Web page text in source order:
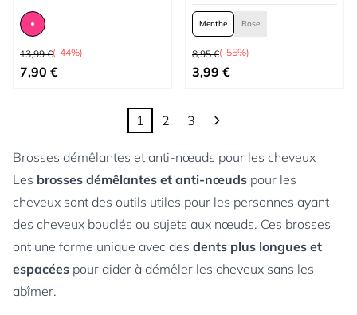
Prix normal
13,99 €(-44%)
À partir de
7,90 €
Rose
Menthe
Prix normal
8,95 €(-55%)
À partir de
3,99 €
Vous lisez actuellement la page
1
Page
2
Page
3
Brosses démêlantes et anti-nœuds pour les cheveux
Les brosses démêlantes et anti-nœuds pour les
cheveux sont des outils utiles pour les personnes ayant
des cheveux bouclés ou sujets aux nœuds. Ces brosses
ont une forme unique avec des dents plus longues et
espacées pour aider à démêler les cheveux sans les
abîmer.